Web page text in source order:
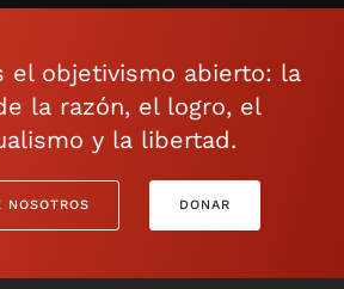
el objetivismo abierto: la
la razón, el logro, el
y la libertad.
NOSOTROS DONAR